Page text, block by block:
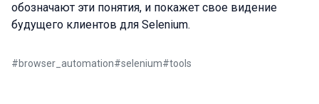
обозначают эти понятия, и покажет свое видение
будущего клиентов для Selenium.
#browser_automation#selenium#tools